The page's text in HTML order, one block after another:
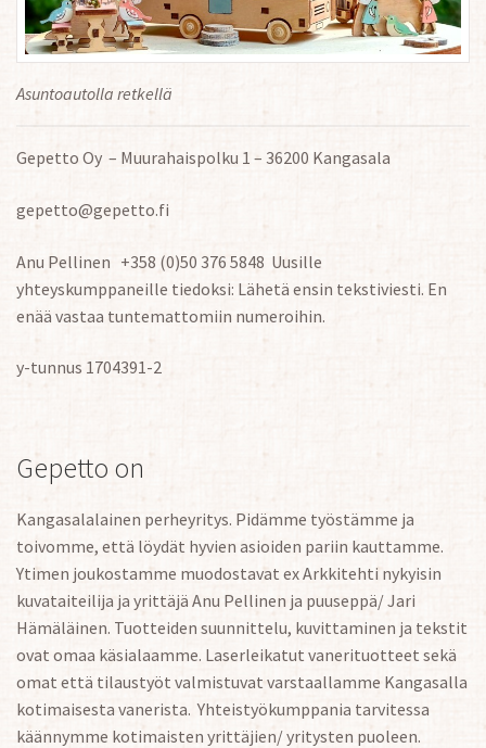
Asuntoautolla retkellä
Gepetto Oy – Muurahaispolku 1 – 36200 Kangasala
gepetto@gepetto.fi
Anu Pellinen +358 (0)50 376 5848 Uusille
yhteyskumppaneille tiedoksi: Lähetä ensin tekstiviesti. En
enää vastaa tuntemattomiin numeroihin.
y-tunnus 1704391-2
Gepetto on
Kangasalalainen perheyritys. Pidämme työstämme ja
toivomme, että löydät hyvien asioiden pariin kauttamme.
Ytimen joukostamme muodostavat ex Arkkitehti nykyisin
kuvataiteilija ja yrittäjä Anu Pellinen ja puuseppä/ Jari
Hämäläinen. Tuotteiden suunnittelu, kuvittaminen ja tekstit
ovat omaa käsialaamme. Laserleikatut vanerituotteet sekä
omat että tilaustyöt valmistuvat varstaallamme Kangasalla
kotimaisesta vanerista. Yhteistyökumppania tarvitessa
käännymme kotimaisten yrittäjien/ yritysten puoleen.